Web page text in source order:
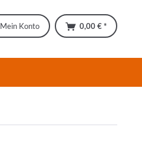
Mein Konto 0,00 € *